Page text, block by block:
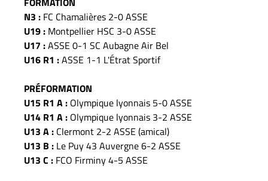
N3 : FC Chamalières 2-0 ASSE
U19 : Montpellier HSC 3-0 ASSE
U17 :ASSE 0-1 SC Aubagne Air Bel
U16 R1 :ASSE 1-1 L'Étrat Sportif
PRÉFORMATION
U15 R1 A : Olympique lyonnais 5-0 ASSE
U14 R1 A : Olympique lyonnais 3-2 ASSE
U13 A : Clermont 2-2 ASSE (amical)
U13 B : Le Puy 43 Auvergne 6-2 ASSE
U13 C : FCO Firminy 4-5 ASSE